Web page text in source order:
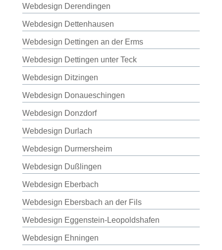
Webdesign Derendingen
Webdesign Dettenhausen
Webdesign Dettingen an der Erms
Webdesign Dettingen unter Teck
Webdesign Ditzingen
Webdesign Donaueschingen
Webdesign Donzdorf
Webdesign Durlach
Webdesign Durmersheim
Webdesign Dußlingen
Webdesign Eberbach
Webdesign Ebersbach an der Fils
Webdesign Eggenstein-Leopoldshafen
Webdesign Ehningen